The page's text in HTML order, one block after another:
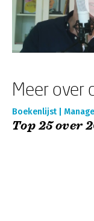
Meer over
Boekenlijst |
Top 25 over